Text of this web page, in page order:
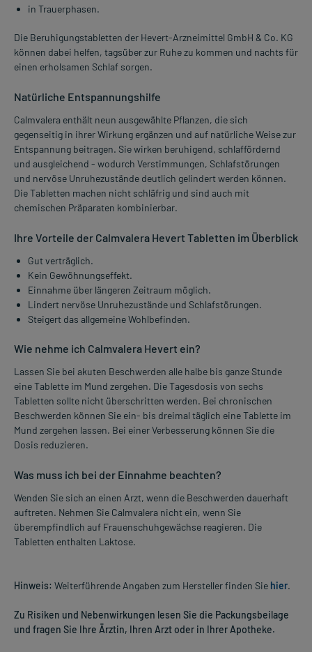
in Trauerphasen.
Die Beruhigungstabletten der Hevert-Arzneimittel GmbH & Co. KG
können dabei helfen, tagsüber zur Ruhe zu kommen und nachts für
einen erholsamen Schlaf sorgen.
Natürliche Entspannungshilfe
Calmvalera enthält neun ausgewählte Pflanzen, die sich
gegenseitig in ihrer Wirkung ergänzen und auf natürliche Weise zur
Entspannung beitragen. Sie wirken beruhigend, schlaffördernd
und ausgleichend - wodurch Verstimmungen, Schlafstörungen
und nervöse Unruhezustände deutlich gelindert werden können.
Die Tabletten machen nicht schläfrig und sind auch mit
chemischen Präparaten kombinierbar.
Ihre Vorteile der Calmvalera Hevert Tabletten im Überblick
Gut verträglich.
Kein Gewöhnungseffekt.
Einnahme über längeren Zeitraum möglich.
Lindert nervöse Unruhezustände und Schlafstörungen.
Steigert das allgemeine Wohlbefinden.
Wie nehme ich Calmvalera Hevert ein?
Lassen Sie bei akuten Beschwerden alle halbe bis ganze Stunde
eine Tablette im Mund zergehen. Die Tagesdosis von sechs
Tabletten sollte nicht überschritten werden. Bei chronischen
Beschwerden können Sie ein- bis dreimal täglich eine Tablette im
Mund zergehen lassen. Bei einer Verbesserung können Sie die
Dosis reduzieren.
Was muss ich bei der Einnahme beachten?
Wenden Sie sich an einen Arzt, wenn die Beschwerden dauerhaft
auftreten. Nehmen Sie Calmvalera nicht ein, wenn Sie
überempfindlich auf Frauenschuhgewächse reagieren. Die
Tabletten enthalten Laktose.
Hinweis: Weiterführende Angaben zum Hersteller finden Sie hier.
Zu Risiken und Nebenwirkungen lesen Sie die Packungsbeilage
und fragen Sie Ihre Ärztin, Ihren Arzt oder in Ihrer Apotheke.